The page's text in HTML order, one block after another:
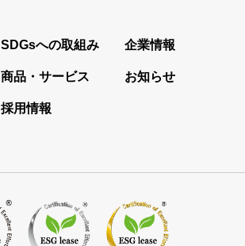
SDGsへの取組み 企業情報
商品・サービス お知らせ
採用情報